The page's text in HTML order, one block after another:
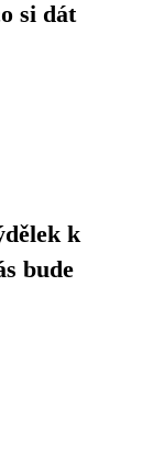
si dát
k
bude